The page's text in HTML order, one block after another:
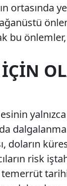
ortasında
önlemler,
yalnızca
doların
risk